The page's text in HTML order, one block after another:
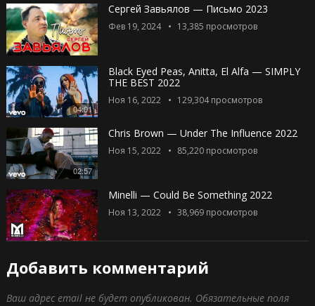
Сергей Завьялов — Письмо 2023
Фев 19, 2024 13,385 просмотров
04:01
Black Eyed Peas, Anitta, El Alfa — SIMPLY
THE BEST 2022
Ноя 16, 2022 129,304просмотров
02:57
Chris Brown — Under The Influence 2022
Ноя 15, 2022 85,220просмотров
Minelli — Could Be Something 2022
Ноя 13, 2022 38,969просмотров
Добавить комментарий
Ваш адрес email не будет опубликован. Обязательные поля